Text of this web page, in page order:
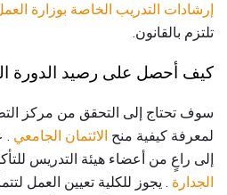
إرشادات التدريب الخاصة بوزارة
تلتزم بالقانون.
كيف أحصل على رصيد الدورة
سوف تحتاج إلى التحقق من مركز
لمعرفة كيفية منح الائتمان الجامعي .
إلى راعٍ من أعضاء هيئة التدريس
الجدارة . يجوز للكلية تعيين العمل